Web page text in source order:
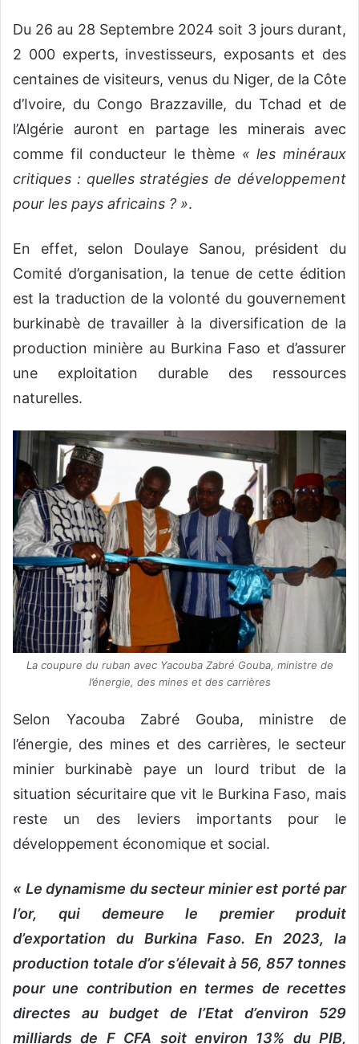
Du 26 au 28 Septembre 2024 soit 3 jours durant,
2 000 experts, investisseurs, exposants et des
centaines de visiteurs, venus du Niger, de la Côte
d’Ivoire, du Congo Brazzaville, du Tchad et de
l’Algérie auront en partage les minerais avec
comme fil conducteur le thème « les minéraux
critiques : quelles stratégies de développement
pour les pays africains ? ».
En effet, selon Doulaye Sanou, président du
Comité d’organisation, la tenue de cette édition
est la traduction de la volonté du gouvernement
burkinabè de travailler à la diversification de la
production minière au Burkina Faso et d’assurer
une exploitation durable des ressources
naturelles.
La coupure du ruban avec Yacouba Zabré Gouba, ministre de
l’énergie, des mines et des carrières
Selon Yacouba Zabré Gouba, ministre de
l’énergie, des mines et des carrières, le secteur
minier burkinabè paye un lourd tribut de la
situation sécuritaire que vit le Burkina Faso, mais
reste un des leviers importants pour le
développement économique et social.
« Le dynamisme du secteur minier est porté par
l’or, qui demeure le premier produit
d’exportation du Burkina Faso. En 2023, la
production totale d’or s’élevait à 56, 857 tonnes
pour une contribution en termes de recettes
directes au budget de l’Etat d’environ 529
milliards de F CFA soit environ 13% du PIB,